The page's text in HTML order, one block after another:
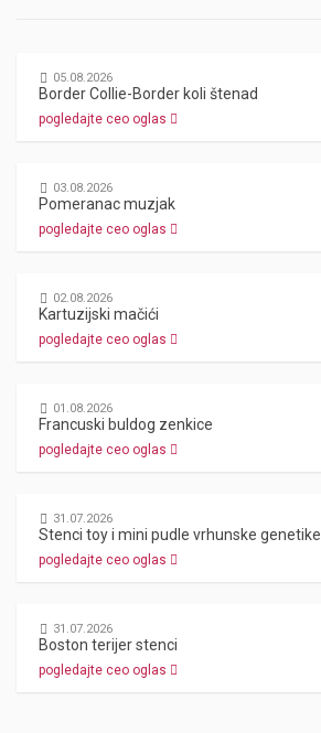
05.08.2026
Border Collie-Border koli štenad
pogledajte ceo oglas
03.08.2026
Pomeranac muzjak
pogledajte ceo oglas
02.08.2026
Kartuzijski mačići
pogledajte ceo oglas
01.08.2026
Francuski buldog zenkice
pogledajte ceo oglas
31.07.2026
Stenci toy i mini pudle vrhunske genetike
pogledajte ceo oglas
31.07.2026
Boston terijer stenci
pogledajte ceo oglas